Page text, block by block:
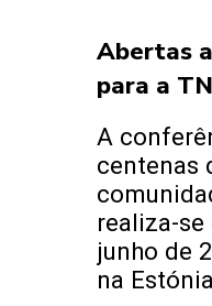
Abertas
para a
A
centenas
realiza-
junho de
na